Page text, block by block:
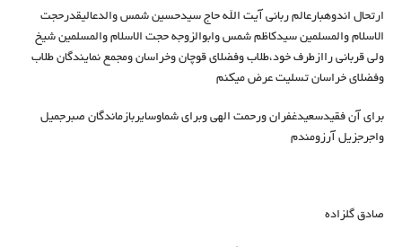
ارتحال اندوهبارعالم ربانی آیت الله حاج سیدحسین شمس والدعالیقدرحجت
الاسلام والمسلمین سیدکاظم شمس وابوالزوجه حجت الاسلام والمسلمین شیخ
ولی قربانی راازطرف خود،طلاب وفضلای قوچان وخراسان ومجمع نمایندگان طلاب
وفضلای خراسان تسلیت عرض میکنم
برای آن فقیدسعیدغفران ورحمت الهی وبرای شماوسایربازماندگان صبرجمیل
واجرجزیل آرزومندم
صادق گلزاده